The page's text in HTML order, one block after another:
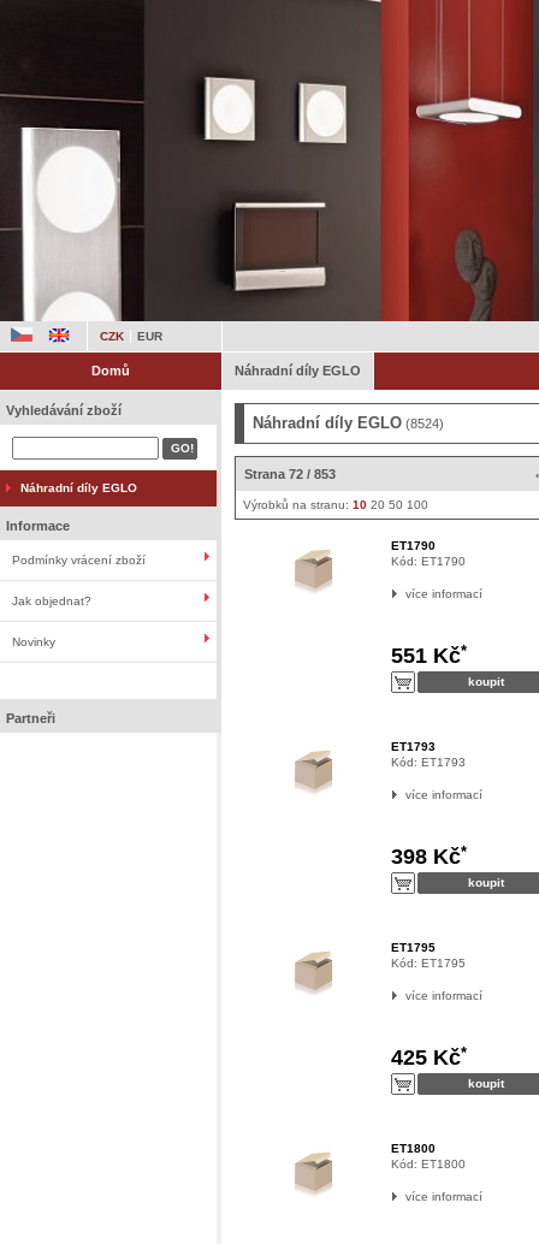
CZK EUR
Domů Náhradní díly EGLO
Vyhledávání zboží
Náhradní díly EGLO
Informace
Podmínky vrácení zboží
Jak objednat?
Novinky
Partneři
Náhradní díly EGLO (8524)
Strana 72 / 853
Výrobků na stranu: 10 20 50 100
ET1790
Kód: ET1790
více informací
551 Kč*
ET1793
Kód: ET1793
více informací
398 Kč*
ET1795
Kód: ET1795
více informací
425 Kč*
ET1800
Kód: ET1800
více informací